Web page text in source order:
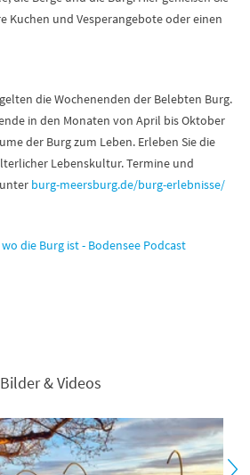
Kuchen und Vesperangebote oder einen
die Wochenenden der Belebten Burg.
in den Monaten von April bis Oktober
der Burg zum Leben. Erleben Sie die
Lebenskultur. Termine und
burg-meersburg.de/burg-erlebnisse/
die Burg ist - Bodensee Podcast
Bilder & Videos